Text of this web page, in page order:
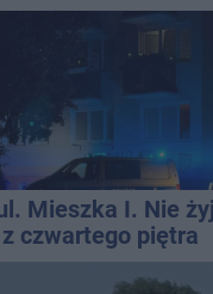
Mieszka I. Nie
czwartego piętra